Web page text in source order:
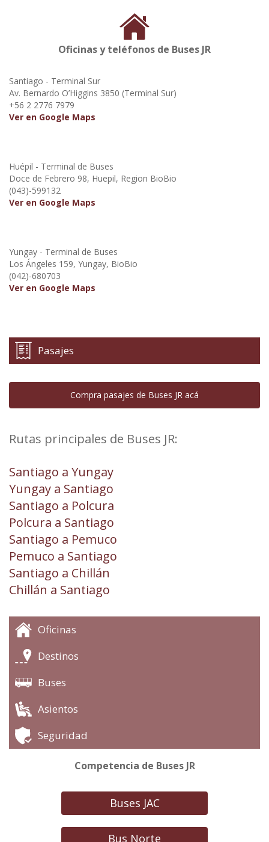
Oficinas y teléfonos de Buses JR
Santiago - Terminal Sur
Av. Bernardo O’Higgins 3850 (Terminal Sur)
+56 2 2776 7979
Ver en Google Maps
Huépil - Terminal de Buses
Doce de Febrero 98, Huepil, Region BioBio
(043)-599132
Ver en Google Maps
Yungay - Terminal de Buses
Los Ángeles 159, Yungay, BioBio
(042)-680703
Ver en Google Maps
Pasajes
Compra pasajes de Buses JR acá
Rutas principales de Buses JR:
Santiago a Yungay
Yungay a Santiago
Santiago a Polcura
Polcura a Santiago
Santiago a Pemuco
Pemuco a Santiago
Santiago a Chillán
Chillán a Santiago
Oficinas
Destinos
Buses
Asientos
Seguridad
Competencia de Buses JR
Buses JAC
Bus Norte